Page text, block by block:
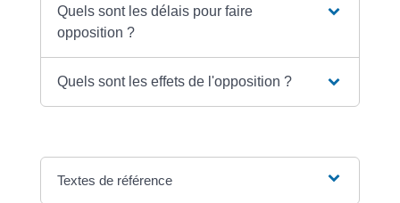
Quels sont les délais pour faire
opposition ?
Quels sont les effets de l'opposition ?
Textes de référence